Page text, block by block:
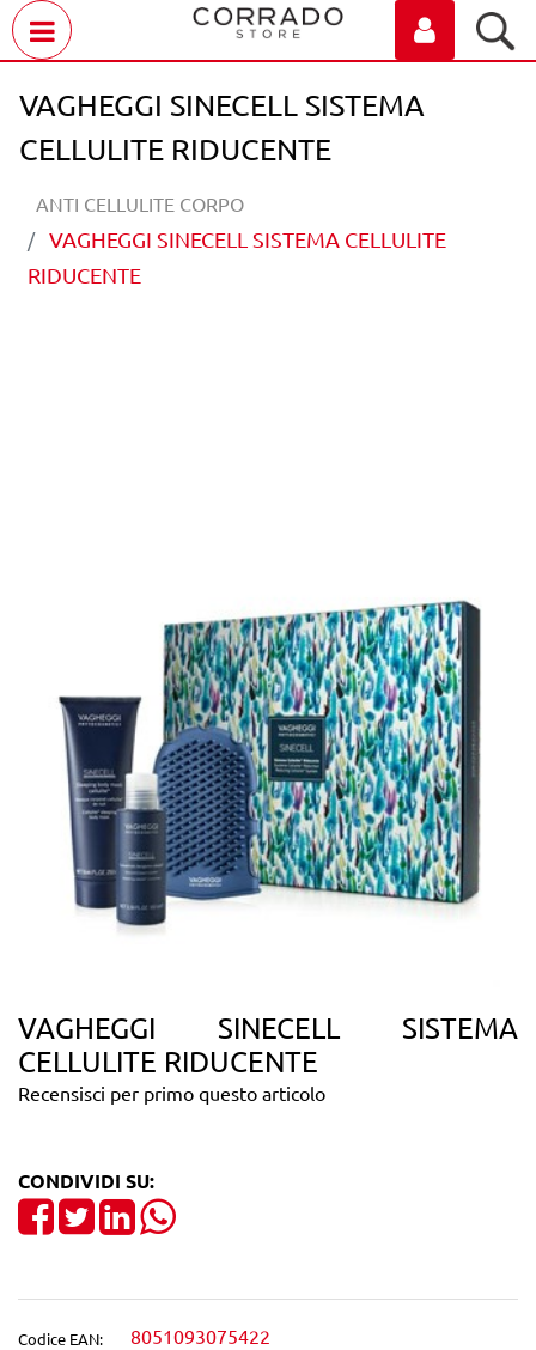
VAGHEGGI SINECELL SISTEMA
CELLULITE RIDUCENTE
ANTI CELLULITE CORPO
VAGHEGGI SINECELL SISTEMA CELLULITE
RIDUCENTE
VAGHEGGI SINECELL SISTEMA
CELLULITE RIDUCENTE
Recensisci per primo questo articolo
CONDIVIDI SU:
Share on Facebook
TweetShare on LinkedIn
Codice EAN: 8051093075422